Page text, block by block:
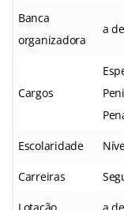
Banca
organizadora
a
Cargos
Escolaridade
Carreiras